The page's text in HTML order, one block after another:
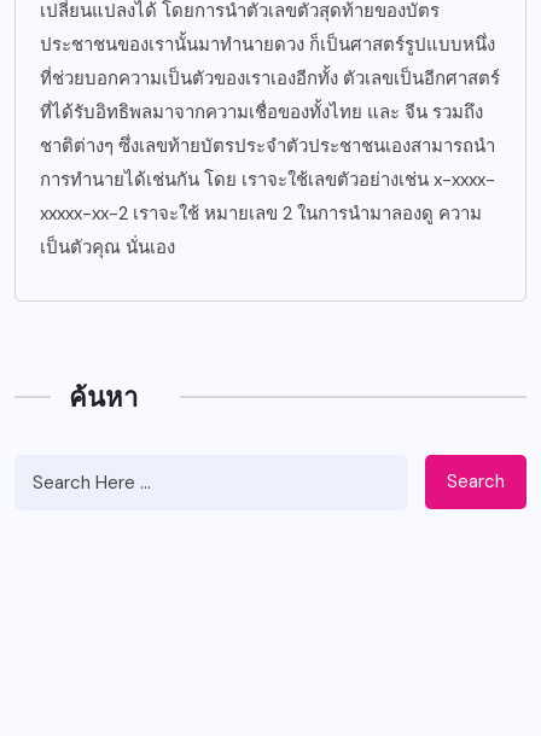
เปลี่ยนแปลงได้ โดยการนำตัวเลขตัวสุดท้ายของบัตร
ประชาชนของเรานั้นมาทำนายดวง ก็เป็นศาสตร์รูปแบบหนึ่ง
ที่ช่วยบอกความเป็นตัวของเราเองอีกทั้ง ตัวเลขเป็นอีกศาสตร์
ที่ได้รับอิทธิพลมาจากความเชื่อของทั้งไทย และ จีน รวมถึง
ชาติต่างๆ ซึ่งเลขท้ายบัตรประจำตัวประชาชนเองสามารถนำ
การทำนายได้เช่นกัน โดย เราจะใช้เลขตัวอย่างเช่น x-xxxx-
xxxxx-xx-2 เราจะใช้ หมายเลข 2 ในการนำมาลองดู ความ
เป็นตัวคุณ นั่นเอง
ค้นหา
Search